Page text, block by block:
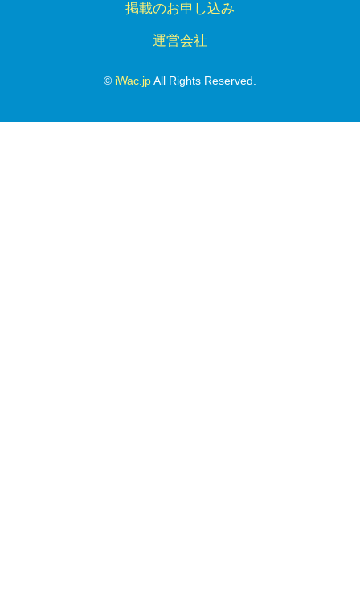
掲載のお申し込み
運営会社
© iWac.jpAll Rights Reserved.